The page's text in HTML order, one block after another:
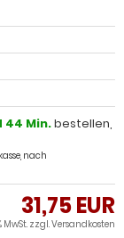
44 Min.bestellen,
nach
31,75 EUR
MwSt. zzgl.Versandkosten